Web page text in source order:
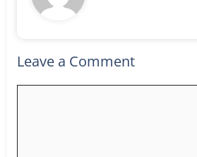
Leave a Comment